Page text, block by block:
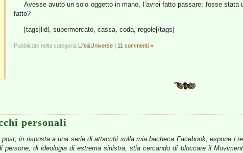
Avesse avuto un solo oggetto in mano, l’avrei fatto passare; fosse
fatto?
[tags]lidl, supermercato, cassa, coda, regole[/tags]
Pubblicato nella categoria Life&Universe | 11 commenti »
personali
in risposta a una serie di attacchi sulla mia bacheca Facebook, espone i
persone, di ideologia di estrema sinistra, stia cercando di bloccare il